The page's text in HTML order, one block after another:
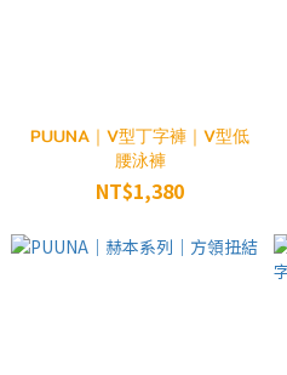
PUUNA｜V型丁字褲｜V型低
腰泳褲
NT$1,380